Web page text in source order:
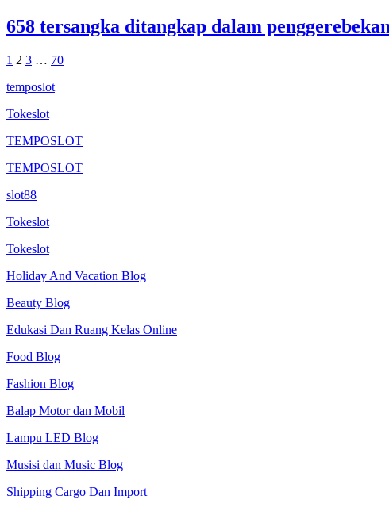
658 tersangka ditangkap dalam
Posts
pagination
1 2 3 … 70
temposlot
Tokeslot
TEMPOSLOT
TEMPOSLOT
slot88
Tokeslot
Tokeslot
Holiday And Vacation Blog
Beauty Blog
Edukasi Dan Ruang Kelas Online
Food Blog
Fashion Blog
Balap Motor dan Mobil
Lampu LED Blog
Musisi dan Music Blog
Shipping Cargo Dan Import